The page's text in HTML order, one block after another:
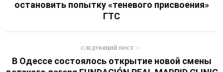
остановить попытку «теневого присвоения»
ГТС
СЛЕДУЮЩИЙ ПОСТ
В Одессе состоялось открытие новой смены